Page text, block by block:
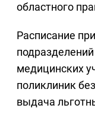
областного
Расписание
медицинских
поликлиник
выдача